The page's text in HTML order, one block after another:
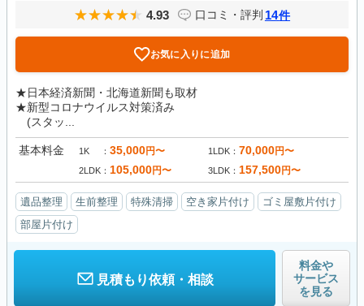
4.93 口コミ・評判 14件
お気に入りに追加
★日本経済新聞・北海道新聞も取材
★新型コロナウイルス対策済み
(スタッ...
基本料金 1K 35,000円〜 1LDK 70,000円〜
2LDK 105,000円〜 3LDK 157,500円〜
遺品整理 生前整理 特殊清掃 空き家片付け
ゴミ屋敷片付け
部屋片付け
見積もり依頼・相談
料金や
サービス
を見る